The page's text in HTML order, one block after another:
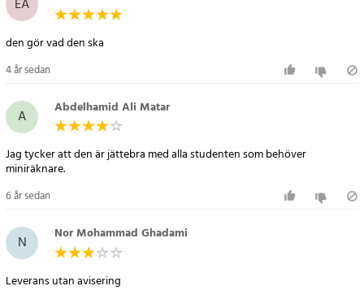
EA
den gör vad den ska
4 år sedan
A Abdelhamid Ali Matar
Jag tycker att den är jättebra med alla studenten som behöver
miniräknare.
6 år sedan
N Nor Mohammad Ghadami
Leverans utan avisering